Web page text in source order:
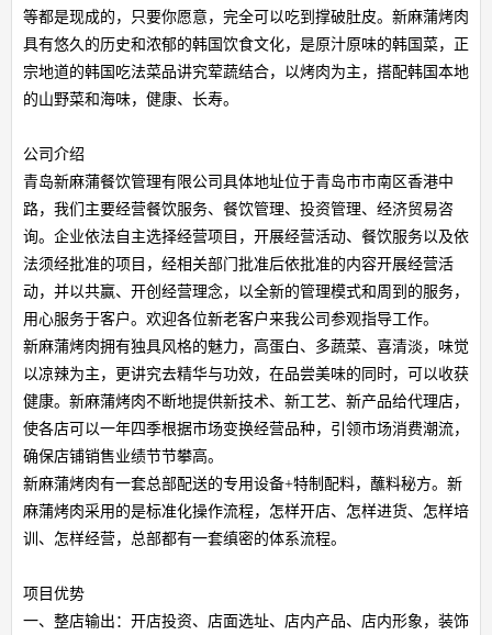
等都是现成的，只要你愿意，完全可以吃到撑破肚皮。新麻蒲烤肉
具有悠久的历史和浓郁的韩国饮食文化，是原汁原味的韩国菜，正
宗地道的韩国吃法菜品讲究荤蔬结合，以烤肉为主，搭配韩国本地
的山野菜和海味，健康、长寿。
公司介绍
青岛新麻蒲餐饮管理有限公司具体地址位于青岛市市南区香港中
路，我们主要经营餐饮服务、餐饮管理、投资管理、经济贸易咨
询。企业依法自主选择经营项目，开展经营活动、餐饮服务以及依
法须经批准的项目，经相关部门批准后依批准的内容开展经营活
动，并以共赢、开创经营理念，以全新的管理模式和周到的服务，
用心服务于客户。欢迎各位新老客户来我公司参观指导工作。
新麻蒲烤肉拥有独具风格的魅力，高蛋白、多蔬菜、喜清淡，味觉
以凉辣为主，更讲究去精华与功效，在品尝美味的同时，可以收获
健康。新麻蒲烤肉不断地提供新技术、新工艺、新产品给代理店，
使各店可以一年四季根据市场变换经营品种，引领市场消费潮流，
确保店铺销售业绩节节攀高。
新麻蒲烤肉有一套总部配送的专用设备+特制配料，蘸料秘方。新
麻蒲烤肉采用的是标准化操作流程，怎样开店、怎样进货、怎样培
训、怎样经营，总部都有一套缜密的体系流程。
项目优势
一、整店输出：开店投资、店面选址、店内产品、店内形象，装饰